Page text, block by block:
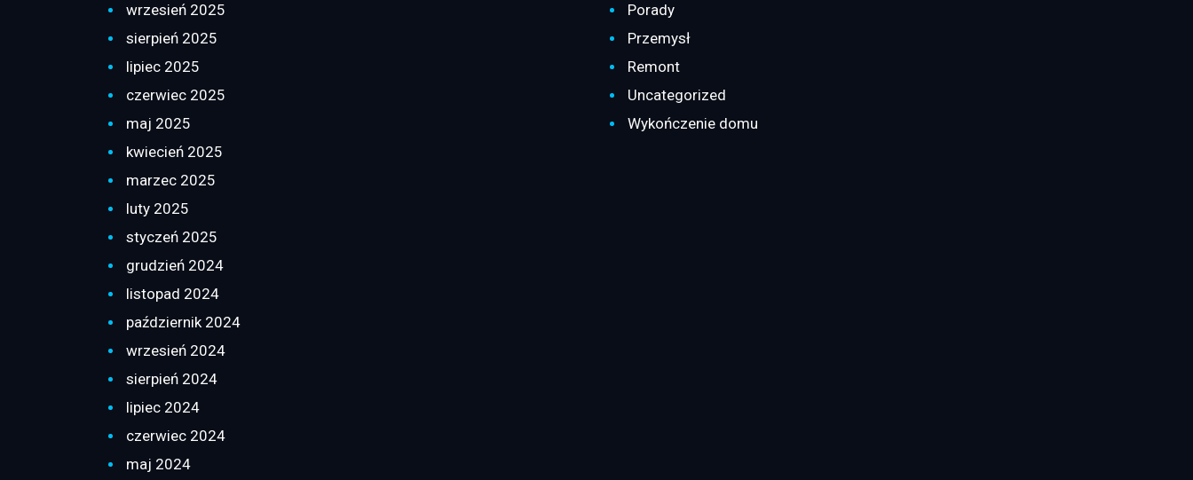
wrzesień 2025
sierpień 2025
lipiec 2025
czerwiec 2025
maj 2025
kwiecień 2025
marzec 2025
luty 2025
styczeń 2025
grudzień 2024
listopad 2024
październik 2024
wrzesień 2024
sierpień 2024
lipiec 2024
czerwiec 2024
maj 2024
Porady
Przemysł
Remont
Uncategorized
Wykończenie domu